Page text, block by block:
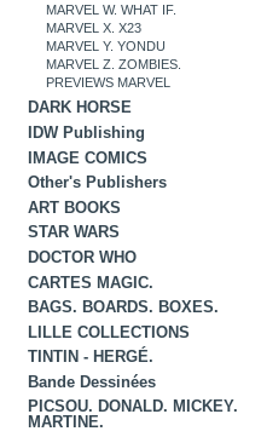
MARVEL W. WHAT IF.
MARVEL X. X23
MARVEL Y. YONDU
MARVEL Z. ZOMBIES.
PREVIEWS MARVEL
DARK HORSE
IDW Publishing
IMAGE COMICS
Other's Publishers
ART BOOKS
STAR WARS
DOCTOR WHO
CARTES MAGIC.
BAGS. BOARDS. BOXES.
LILLE COLLECTIONS
TINTIN - HERGÉ.
Bande Dessinées
PICSOU. DONALD. MICKEY.
MARTINE.